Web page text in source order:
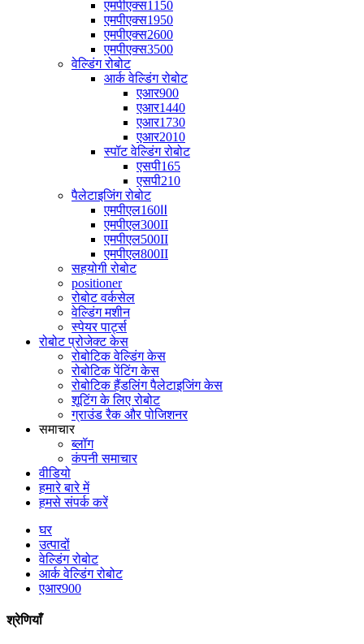
एमपीएक्स1150
एमपीएक्स1950
एमपीएक्स2600
एमपीएक्स3500
वेल्डिंग रोबोट
आर्क वेल्डिंग रोबोट
एआर900
एआर1440
एआर1730
एआर2010
स्पॉट वेल्डिंग रोबोट
एसपी165
एसपी210
पैलेटाइजिंग रोबोट
एमपीएल160Ⅱ
एमपीएल300II
एमपीएल500II
एमपीएल800II
सहयोगी रोबोट
positioner
रोबोट वर्कसेल
वेल्डिंग मशीन
स्पेयर पार्ट्स
रोबोट प्रोजेक्ट केस
रोबोटिक वेल्डिंग केस
रोबोटिक पेंटिंग केस
रोबोटिक हैंडलिंग पैलेटाइजिंग केस
शूटिंग के लिए रोबोट
ग्राउंड रैक और पोजिशनर
समाचार
ब्लॉग
कंपनी समाचार
वीडियो
हमारे बारे में
हमसे संपर्क करें
घर
उत्पादों
वेल्डिंग रोबोट
आर्क वेल्डिंग रोबोट
एआर900
श्रेणियाँ